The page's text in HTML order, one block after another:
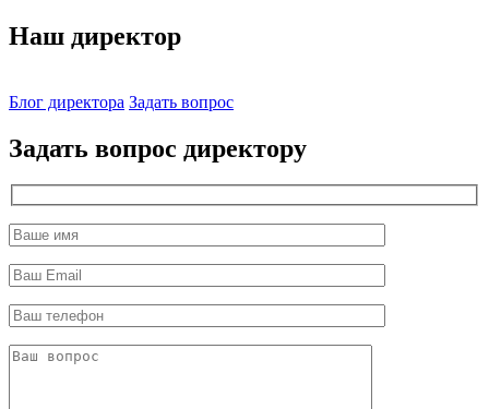
Наш директор
Блог директора Задать вопрос
Задать вопрос директору